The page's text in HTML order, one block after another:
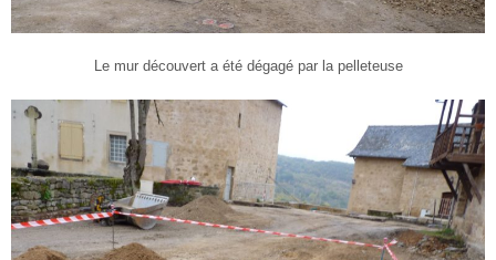
Le mur découvert a été dégagé par la pelleteuse